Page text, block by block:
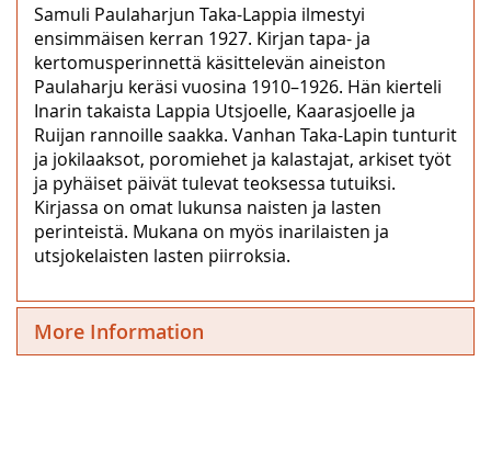
Samuli Paulaharjun Taka-Lappia ilmestyi
ensimmäisen kerran 1927. Kirjan tapa- ja
kertomusperinnettä käsittelevän aineiston
Paulaharju keräsi vuosina 1910–1926. Hän kierteli
Inarin takaista Lappia Utsjoelle, Kaarasjoelle ja
Ruijan rannoille saakka. Vanhan Taka-Lapin tunturit
ja jokilaaksot, poromiehet ja kalastajat, arkiset työt
ja pyhäiset päivät tulevat teoksessa tutuiksi.
Kirjassa on omat lukunsa naisten ja lasten
perinteistä. Mukana on myös inarilaisten ja
utsjokelaisten lasten piirroksia.
More Information